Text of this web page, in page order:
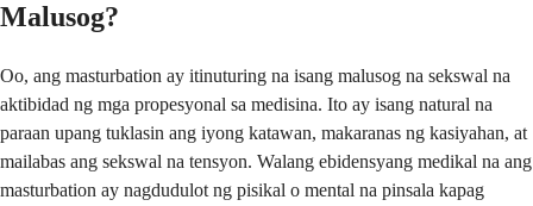
Malusog?
Oo, ang masturbation ay itinuturing na isang malusog na sekswal na
aktibidad ng mga propesyonal sa medisina. Ito ay isang natural na
paraan upang tuklasin ang iyong katawan, makaranas ng kasiyahan, at
mailabas ang sekswal na tensyon. Walang ebidensyang medikal na ang
masturbation ay nagdudulot ng pisikal o mental na pinsala kapag